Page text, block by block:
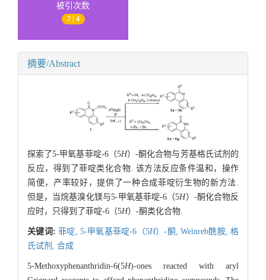
被引次数
7 | 4
摘要/Abstract
探索了5-甲氧基菲啶-6（5H）-酮化合物与芳基格氏试剂的
反应，得到了菲啶类化合物. 该方法反应条件温和，操作
简便，产率较好，提供了一种合成菲啶衍生物的新方法.
但是，当烷基溴化镁与5-甲氧基菲啶-6（5H）-酮化合物反
应时，只得到了菲啶-6（5H）-酮类化合物.
关键词: 菲啶, 5-甲氧基菲啶-6（5H）-酮, Weinreb酰胺, 格
氏试剂, 合成
5-Methoxyphenanthridin-6(5H)-ones reacted with aryl